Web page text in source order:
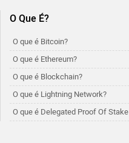
O Que É?
O que é Bitcoin?
O que é Ethereum?
O que é Blockchain?
O que é Lightning Network?
O que é Delegated Proof Of Stake